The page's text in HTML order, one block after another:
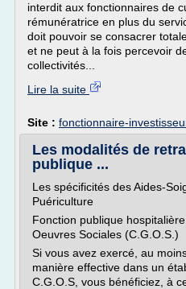
interdit aux fonctionnaires de
rémunératrice en plus du
doit pouvoir se consacrer
et ne peut à la fois percevoir
collectivités...
Lire la suite
Site : fonctionnaire-
Les modalités de
publique ...
Les spécificités des Aides-
Puériculture
Fonction publique
Oeuvres Sociales (C.G.O.S.)
Si vous avez exercé, au
manière effective dans un
C.G.O.S, vous bénéficiez, à